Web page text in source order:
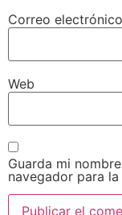
Correo electrónico
Web
Guarda mi
navegador para